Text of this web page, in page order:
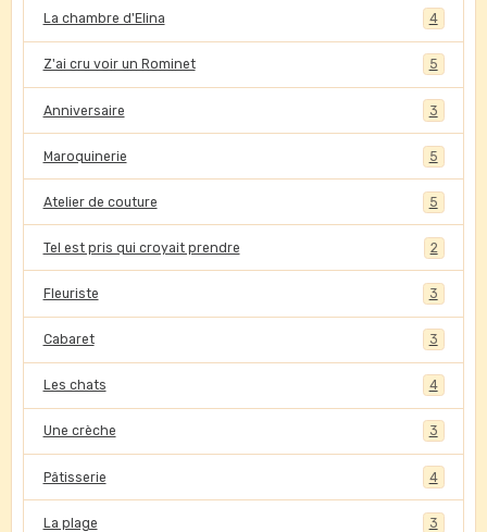
La chambre d'Elina 4
Z'ai cru voir un Rominet 5
Anniversaire 3
Maroquinerie 5
Atelier de couture 5
Tel est pris qui croyait prendre 2
Fleuriste 3
Cabaret 3
Les chats 4
Une crèche 3
Pâtisserie 4
La plage 3